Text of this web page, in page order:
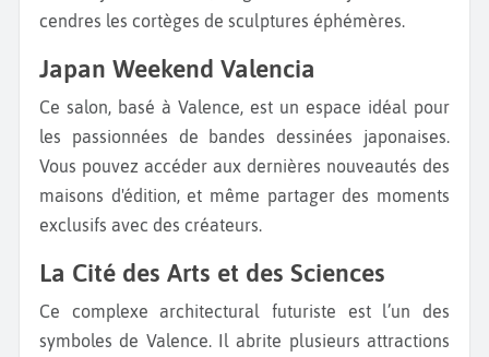
cendres les cortèges de sculptures éphémères.
Japan Weekend Valencia
Ce salon, basé à Valence, est un espace idéal pour
les passionnées de bandes dessinées japonaises.
Vous pouvez accéder aux dernières nouveautés des
maisons d'édition, et même partager des moments
exclusifs avec des créateurs.
La Cité des Arts et des Sciences
Ce complexe architectural futuriste est l’un des
symboles de Valence. Il abrite plusieurs attractions